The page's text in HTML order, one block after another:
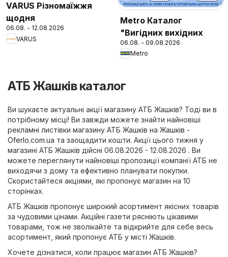
VARUS Різномаїжжя
щодня
06.08. - 12.08.2026
VARUS
Metro Каталог
"Вигідних вихідних
06.08. - 09.08.2026
Metro
АТБ Жашків каталог
Ви шукаєте актуальні акції магазину АТБ Жашків? Тоді ви в
потрібному місці! Ви завжди можете знайти найновіші
рекламні листівки магазину АТБ Жашків на Жашків -
Oferlo.com.ua та заощадити кошти. Акції цього тижня у
магазині АТБ Жашків дійсні 06.08.2026 - 12.08.2026 . Ви
можете переглянути найновіші пропозиції компанії АТБ не
виходячи з дому та ефективно планувати покупки.
Скористайтеся акціями, які пропонує магазин на 10
сторінках.
АТБ Жашків пропонує широкий асортимент якісних товарів
за чудовими цінами. Акційні газети рясніють цікавими
товарами, тож не зволікайте та відкрийте для себе весь
асортимент, який пропонує АТБ у місті Жашків.
Хочете дізнатися, коли працює магазин АТБ Жашків?